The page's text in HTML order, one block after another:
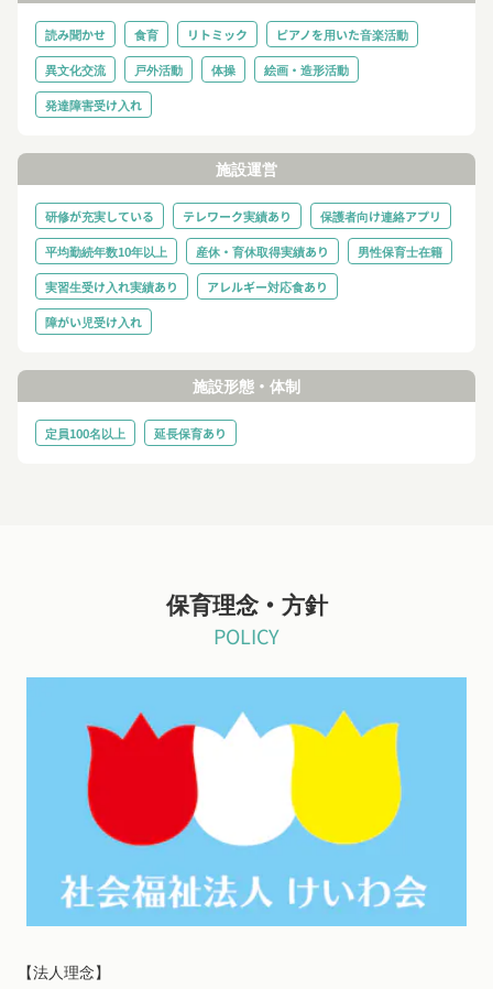
読み聞かせ 食育 リトミック
ピアノを用いた音楽活動
異文化交流
戸外活動 体操
絵画・造形活動
発達障害受け入れ
施設運営
研修が充実している テレワーク実績あり
保護者向け連絡アプリ
平均勤続年数10年以上
産休・育休取得実績あり
男性保育士在籍
実習生受け入れ実績あり
アレルギー対応食あり
障がい児受け入れ
施設形態・体制
定員100名以上 延長保育あり
保育理念・方針
POLICY
【法人理念】